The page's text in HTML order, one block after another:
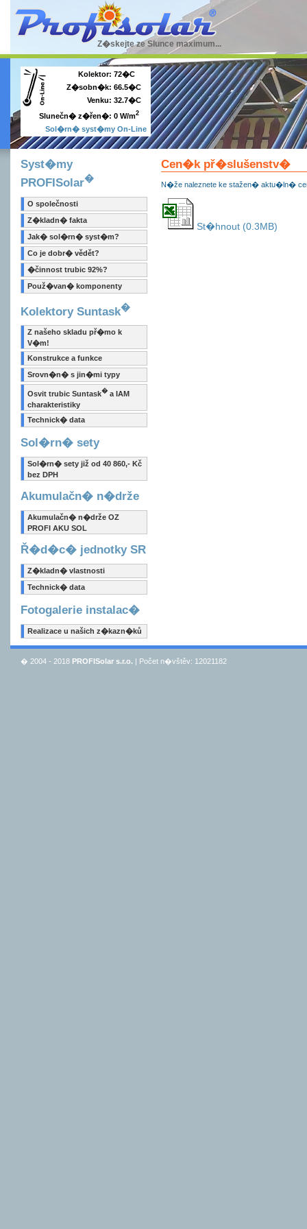
Z�skejte ze Slunce maximum...
Kolektor: 72�C
Z�sobn�k: 66.5�C
Venku: 32.7�C
Slunečn� z�řen�: 0 W/m2
Sol�rn� syst�my On-Line
Syst�my
PROFISolar�
O společnosti
Z�kladn� fakta
Jak� sol�rn� syst�m?
Co je dobr� vědět?
�činnost trubic 92%?
Použ�van� komponenty
Kolektory Suntask�
Z našeho skladu př�mo k
V�m!
Konstrukce a funkce
Srovn�n� s jin�mi typy
Osvit trubic Suntask�a IAM
charakteristiky
Technick� data
Sol�rn� sety
Sol�rn� sety již od 40 860,- Kč
bez DPH
Akumulačn� n�drže
Akumulačn� n�drže OZ
PROFI AKU SOL
Ř�d�c� jednotky SR
Z�kladn� vlastnosti
Technick� data
Fotogalerie instalac�
Realizace u našich z�kazn�ků
Cen�k př�slušenstv�
N�že naleznete ke stažen� aktu�ln�
St�hnout (0.3MB)
� 2004 - 2018 PROFISolar s.r.o. | Počet n�vštěv: 12021182